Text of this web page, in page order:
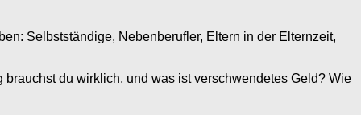
Selbstständige, Nebenberufler, Eltern in der Elternzeit,
du wirklich, und was ist verschwendetes Geld? Wie